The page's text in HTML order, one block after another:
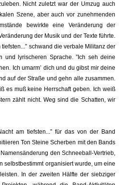
Nicht zuletzt war der Umzug auch
Szene, aber auch vor zunehmenden
bewirkte eine Veränderung der
der Musik und der Texte führte.
schwand die verbale Militanz der
und lyrischeren Sprache. ”Ich seh deine
Ich umarm’ dich und du gibst mir deine
auf der Straße und gehn alle zusammen.
es muß keine Herrschaft geben. Ich weiß
zählt nicht. Weg sind die Schatten, wir
am tiefsten...” für das von der Band
Ton Steine Scherben mit den Bands
den Schneeball-Vertrieb,
selbstbestimmt organisiert wurde, um eine
In der zweiten Hälfte der siebziger